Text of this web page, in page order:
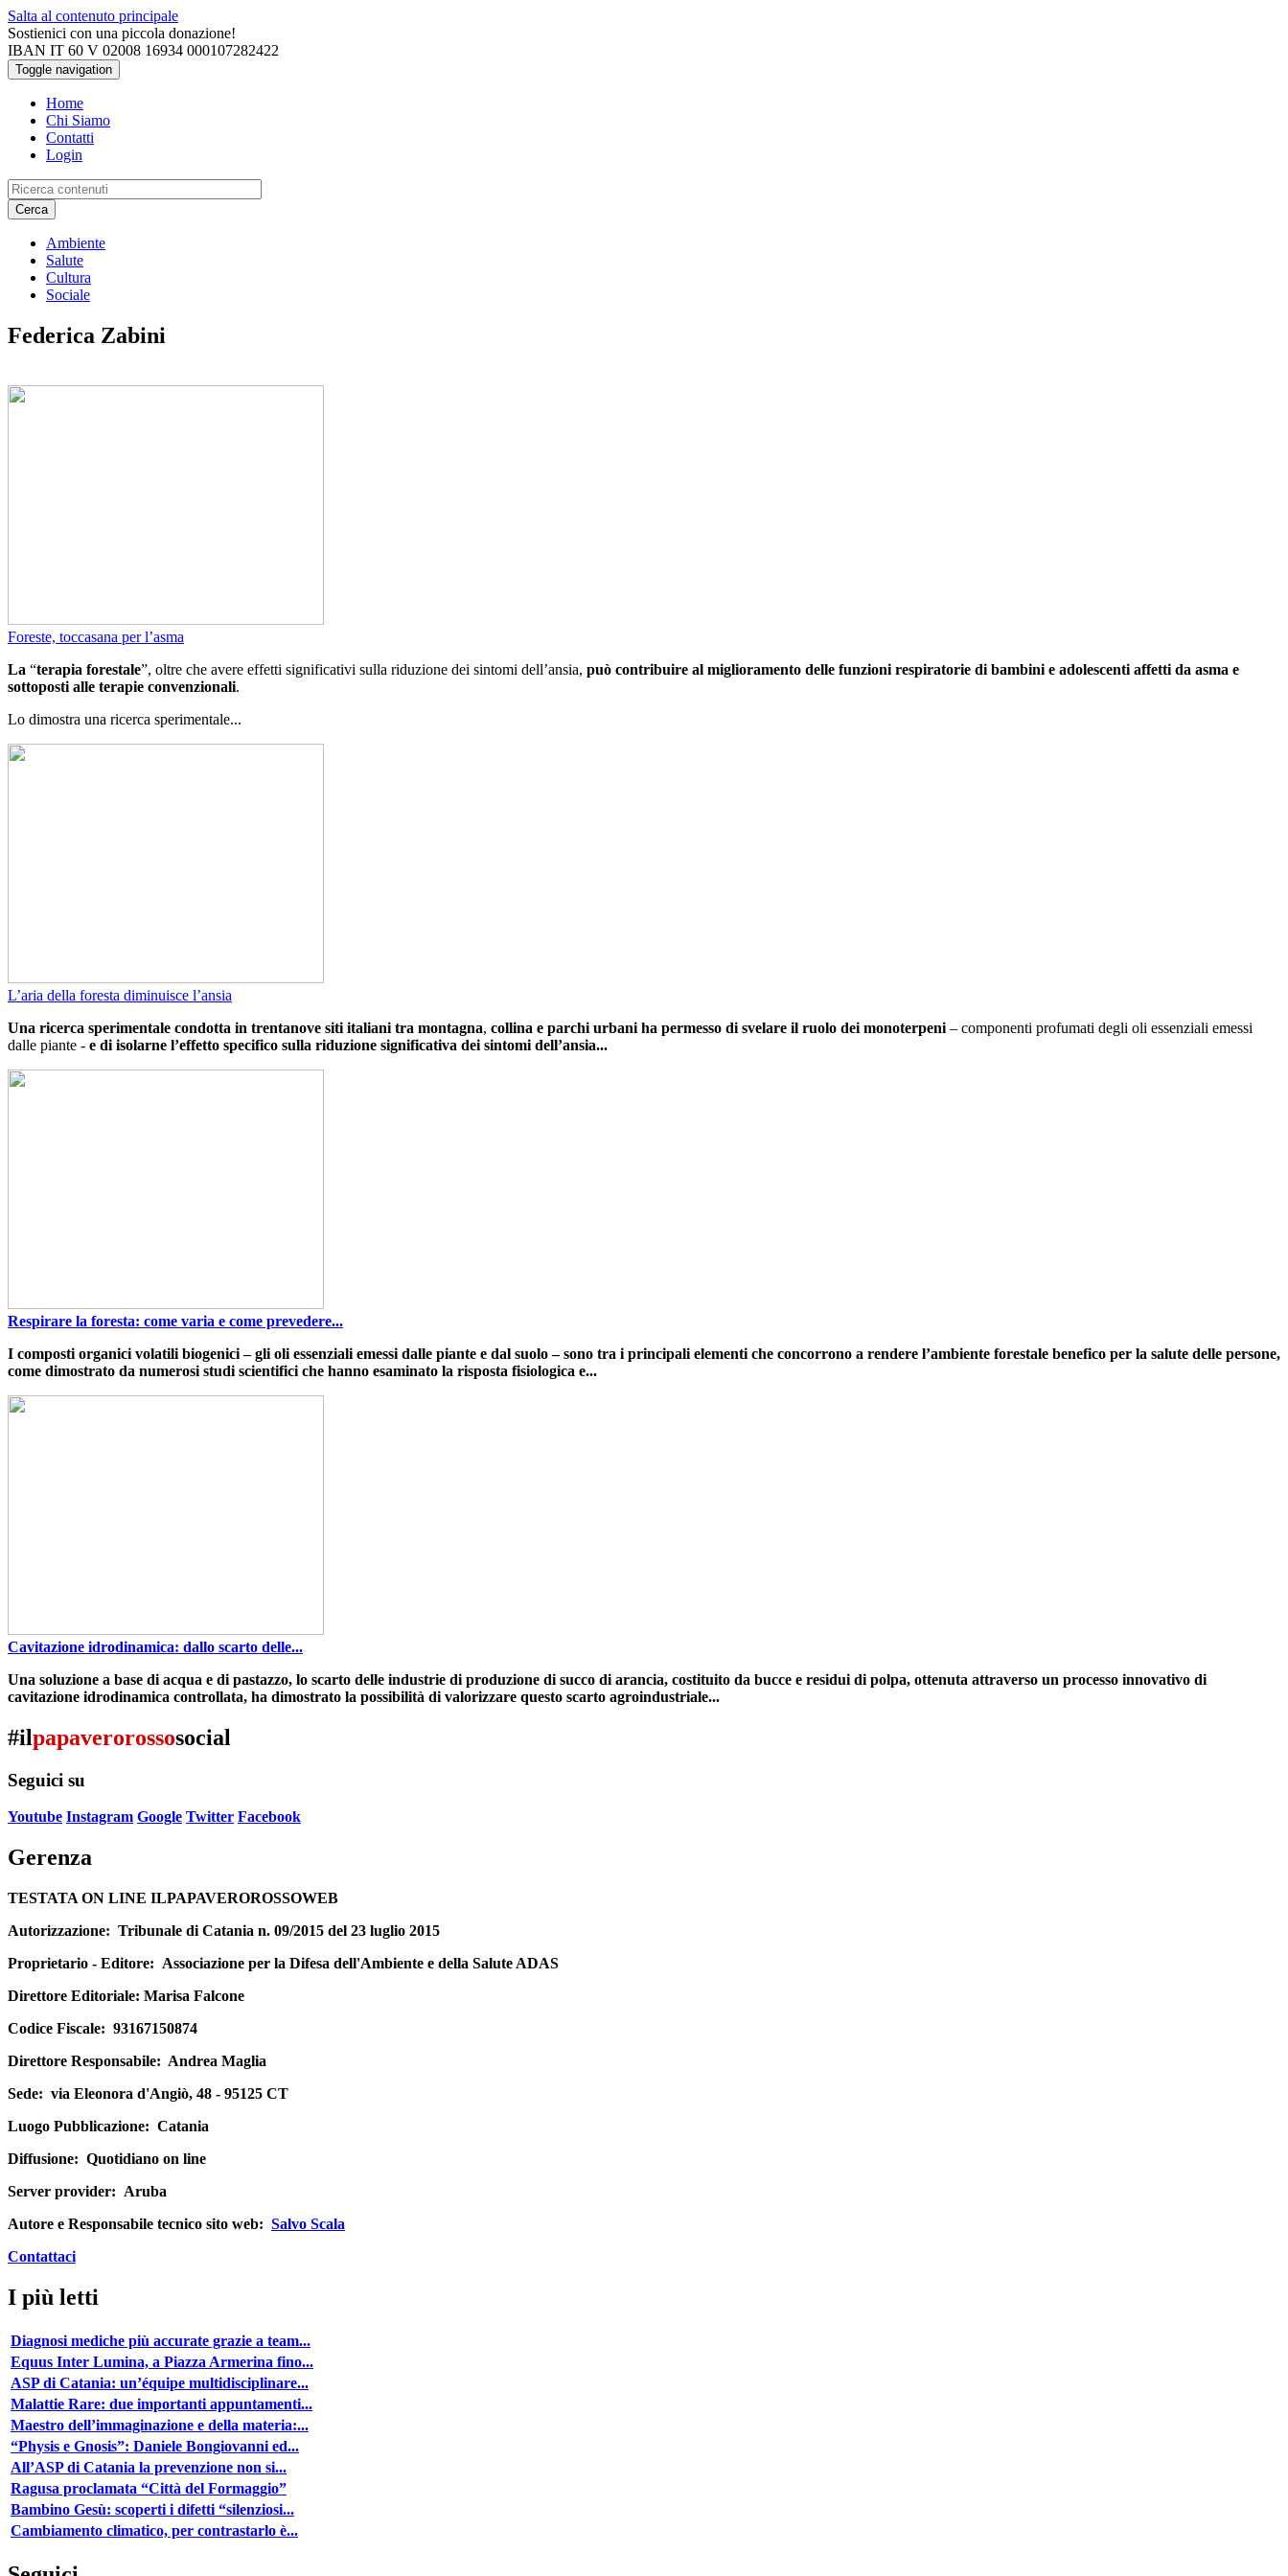
Salta al contenuto principale
Sostienici con una piccola donazione!
IBAN IT 60 V 02008 16934 000107282422
Toggle navigation
Home
Chi Siamo
Contatti
Login
Cerca
Ambiente
Salute
Cultura
Sociale
Federica Zabini
Foreste, toccasana per l’asma
La “terapia forestale”, oltre che avere effetti significativi sulla riduzione dei sintomi dell’ansia, può contribuire al miglioramento delle funzioni respiratorie di bambini e adolescenti affetti da asma e
sottoposti alle terapie convenzionali.
Lo dimostra una ricerca sperimentale...
L’aria della foresta diminuisce l’ansia
Una ricerca sperimentale condotta in trentanove siti italiani tra montagna, collina e parchi urbani ha permesso di svelare il ruolo dei monoterpeni – componenti profumati degli oli essenziali emessi
dalle piante - e di isolarne l’effetto specifico sulla riduzione significativa dei sintomi dell’ansia...
Respirare la foresta: come varia e come prevedere...
I composti organici volatili biogenici– gli oli essenziali emessi dalle piante e dal suolo –sono tra i principali elementi che concorrono a rendere l’ambiente forestale benefico per la salute delle persone,
come dimostrato da numerosi studi scientifici che hanno esaminato la risposta fisiologica e...
Cavitazione idrodinamica: dallo scarto delle...
Una soluzione a base di acqua e di pastazzo, lo scarto delle industrie di produzione di succo di arancia, costituito da bucce e residui di polpa, ottenuta attraverso un processo innovativo di
cavitazione idrodinamica controllata, ha dimostrato la possibilità di valorizzare questo scarto agroindustriale...
#ilpapaverorossosocial
Seguici su
Youtube Instagram Google Twitter Facebook
Gerenza
TESTATA ON LINE ILPAPAVEROROSSOWEB
Autorizzazione: Tribunale di Catania n. 09/2015 del 23 luglio 2015
Proprietario - Editore: Associazione per la Difesa dell'Ambiente e della Salute ADAS
Direttore Editoriale: Marisa Falcone
Codice Fiscale: 93167150874
Direttore Responsabile: Andrea Maglia
Sede: via Eleonora d'Angiò, 48 - 95125 CT
Luogo Pubblicazione: Catania
Diffusione: Quotidiano on line
Server provider: Aruba
Autore e Responsabile tecnico sito web: Salvo Scala
Contattaci
I più letti
Diagnosi mediche più accurate grazie a team...
Equus Inter Lumina, a Piazza Armerina fino...
ASP di Catania: un’équipe multidisciplinare...
Malattie Rare: due importanti appuntamenti...
Maestro dell’immaginazione e della materia:...
“Physis e Gnosis”: Daniele Bongiovanni ed...
All’ASP di Catania la prevenzione non si...
Ragusa proclamata “Città del Formaggio”
Bambino Gesù: scoperti i difetti “silenziosi...
Cambiamento climatico, per contrastarlo è...